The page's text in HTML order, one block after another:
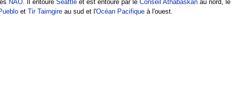
NAO. Il entoure Seattleet est entouré par le Conseil Athabaskanau nord, le
et Tir Tairngireau sud et l'Océan Pacifiqueà l'ouest.